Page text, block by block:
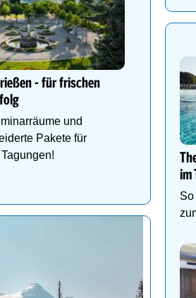
- für frischen
und
Pakete für
Urlaub
im